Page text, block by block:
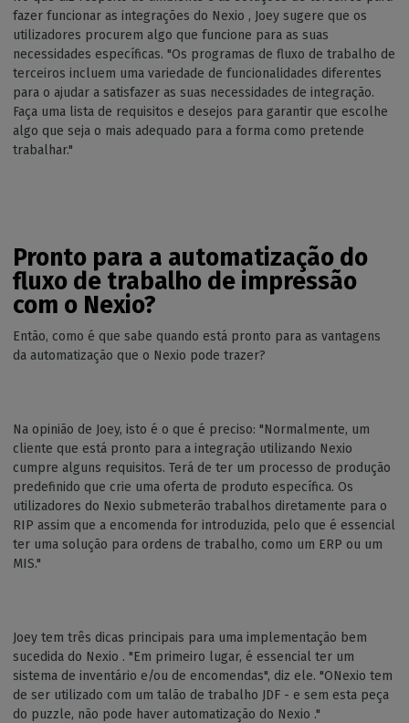
fazer funcionar as integrações do Nexio , Joey sugere que os
utilizadores procurem algo que funcione para as suas
necessidades específicas. "Os programas de fluxo de trabalho de
terceiros incluem uma variedade de funcionalidades diferentes
para o ajudar a satisfazer as suas necessidades de integração.
Faça uma lista de requisitos e desejos para garantir que escolhe
algo que seja o mais adequado para a forma como pretende
trabalhar."
Pronto para a automatização do
fluxo de trabalho de impressão
com o Nexio?
Então, como é que sabe quando está pronto para as vantagens
da automatização que o Nexio pode trazer?
Na opinião de Joey, isto é o que é preciso: "Normalmente, um
cliente que está pronto para a integração utilizando Nexio
cumpre alguns requisitos. Terá de ter um processo de produção
predefinido que crie uma oferta de produto específica. Os
utilizadores do Nexio submeterão trabalhos diretamente para o
RIP assim que a encomenda for introduzida, pelo que é essencial
ter uma solução para ordens de trabalho, como um ERP ou um
MIS."
Joey tem três dicas principais para uma implementação bem
sucedida do Nexio . "Em primeiro lugar, é essencial ter um
sistema de inventário e/ou de encomendas", diz ele. "ONexio tem
de ser utilizado com um talão de trabalho JDF - e sem esta peça
do puzzle, não pode haver automatização do Nexio ."